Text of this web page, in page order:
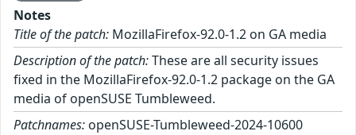
Notes
Title of the patch: MozillaFirefox-92.0-1.2 on GA media
Description of the patch:These are all security issues
fixed in the MozillaFirefox-92.0-1.2 package on the GA
media of openSUSE Tumbleweed.
Patchnames: openSUSE-Tumbleweed-2024-10600